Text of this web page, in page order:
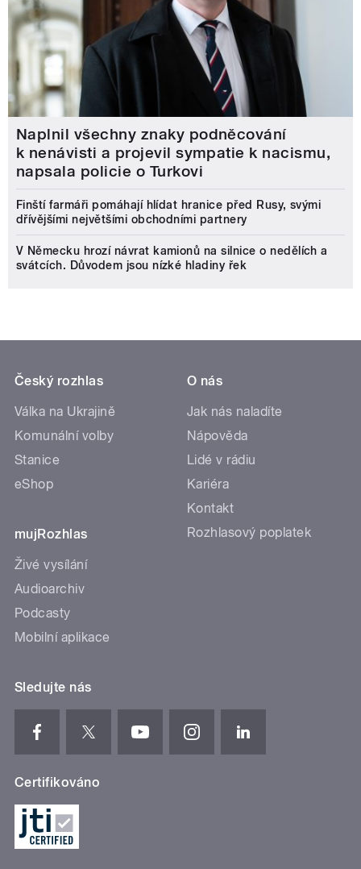
Naplnil všechny znaky podněcování
k nenávisti a projevil sympatie k nacismu,
napsala policie o Turkovi
Finští farmáři pomáhají hlídat hranice před Rusy, svými
dřívějšími největšími obchodními partnery
V Německu hrozí návrat kamionů na silnice o nedělích a
svátcích. Důvodem jsou nízké hladiny řek
Český rozhlas
Válka na Ukrajině
Komunální volby
Stanice
eShop
mujRozhlas
Živé vysílání
Audioarchiv
Podcasty
Mobilní aplikace
O nás
Jak nás naladíte
Nápověda
Lidé v rádiu
Kariéra
Kontakt
Rozhlasový poplatek
Sledujte nás
Certifikováno